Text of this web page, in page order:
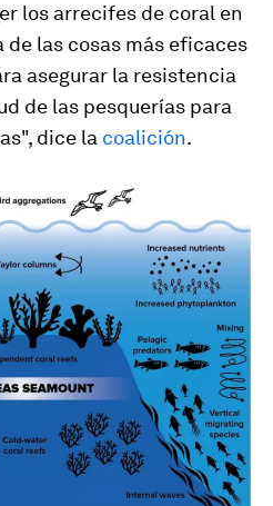
los arrecifes de coral en
de las cosas más eficaces
asegurar la resistencia
de las pesquerías para
dice la coalición.